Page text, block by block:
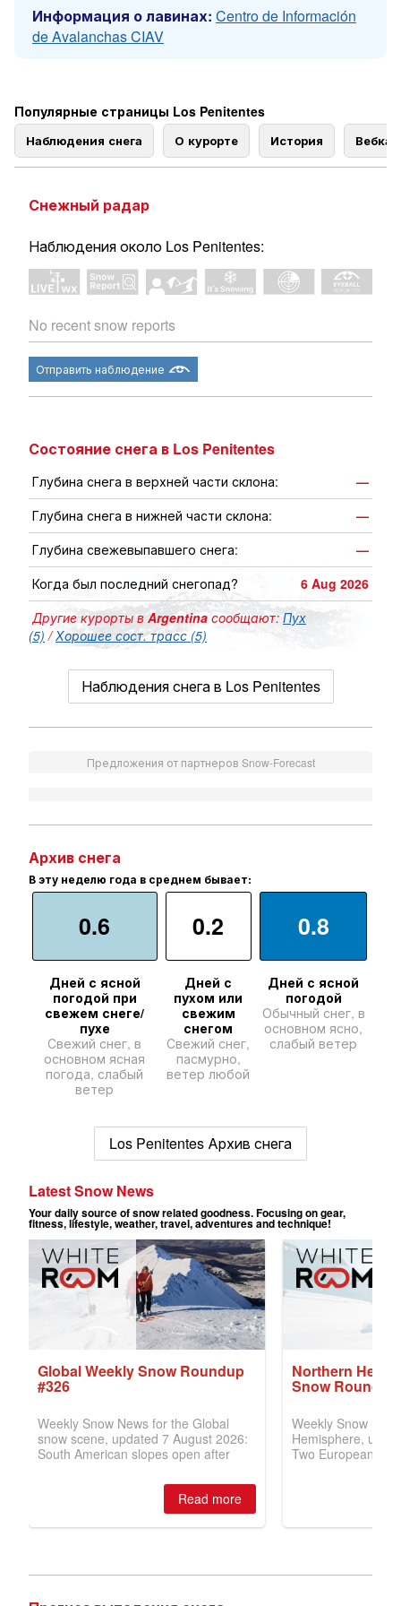
Информация о лавинах: Centro de Información
de Avalanchas CIAV
Популярные страницы Los Penitentes
Наблюдения снега О курорте История
Снежный радар
Наблюдения около Los Penitentes:
No recent snow reports
Отправить наблюдение
Состояние снега в Los Penitentes
Глубина снега в верхней части склона:
—
Глубина снега в нижней части склона:
—
Глубина свежевыпавшего снега:
—
Когда был последний снегопад?
6 Aug 2026
Другие курорты вArgentina сообщают: Пух
(5) /Хорошее сост. трасс (5)
Наблюдения снега в Los Penitentes
Предложения от партнеров Snow-Forecast
Архив снега
В эту неделю года в среднем бывает:
0.6
Дней с ясной
погодой при
свежем снеге/
пухе
Свежий снег, в
основном ясная
погода, слабый
ветер
0.2
Дней с
пухом или
свежим
снегом
Свежий снег,
пасмурно,
ветер любой
0.8
Дней с ясной
погодой
Обычный снег, в
основном ясно,
слабый ветер
Los Penitentes Архив снега